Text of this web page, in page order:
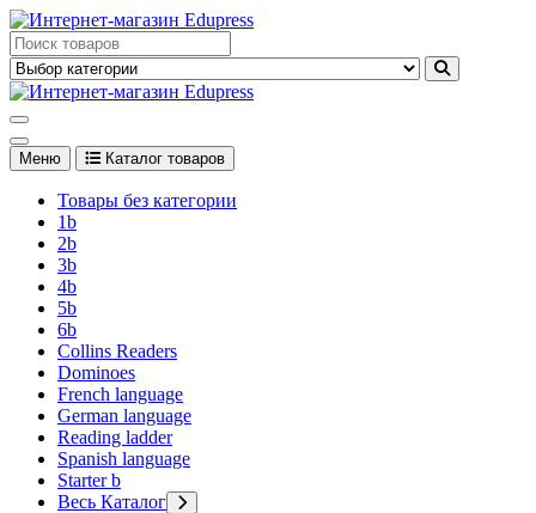
Перейти
к
содержимому
Edupress Uzbekistan, Edupress Узбекистан, книги, учебники на
английском языке
английском языке
Меню Каталог товаров
Товары без категории
1b
2b
3b
4b
5b
6b
Collins Readers
Dominoes
French language
German language
Reading ladder
Spanish language
Starter b
Весь Каталог